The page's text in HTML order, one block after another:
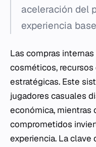
aceleración del
experiencia
Las compras
cosméticos,
estratégicas. Este
jugadores casuales
económica, mientras
comprometidos
experiencia. La